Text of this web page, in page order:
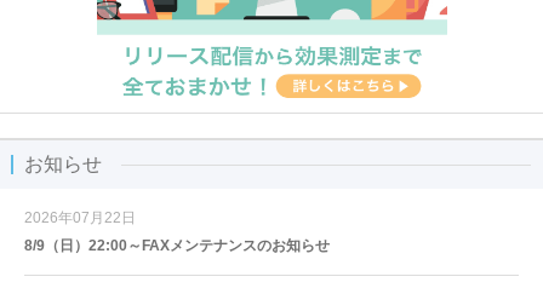
お知らせ
2026年07月22日
8/9（日）22:00～FAXメンテナンスのお知らせ